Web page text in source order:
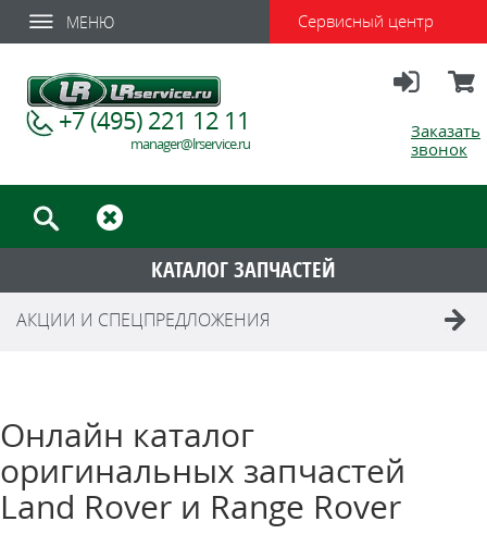
МЕНЮ Сервисный центр
Заказать
звонок
+7 (495) 221 12 11
manager@lrservice.ru
КАТАЛОГ ЗАПЧАСТЕЙ
АКЦИИ И СПЕЦПРЕДЛОЖЕНИЯ
Онлайн каталог
оригинальных запчастей
Land Rover и Range Rover